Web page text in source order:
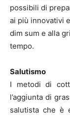
possibili di
ai più innovativi
dim sum e alla
tempo.
Salutismo
I metodi di
l’aggiunta di
salutista che è